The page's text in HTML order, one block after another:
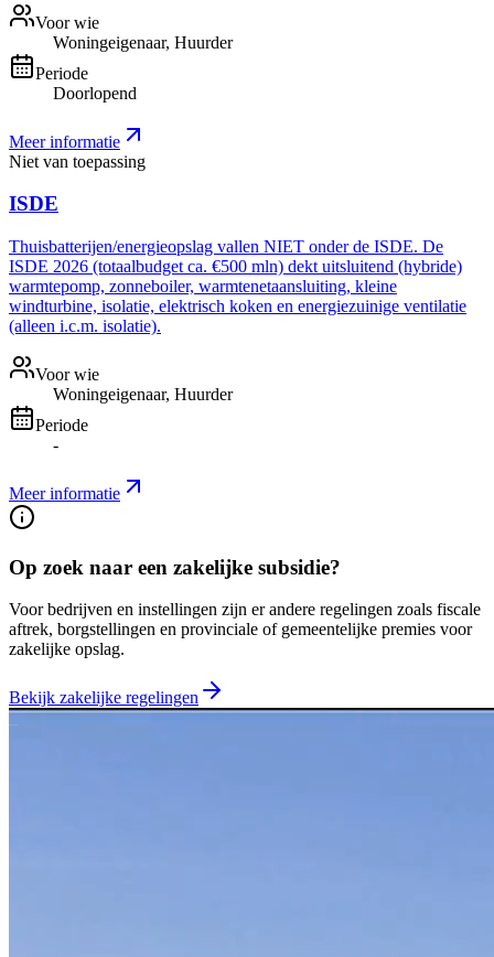
Voor wie
Woningeigenaar, Huurder
Periode
Doorlopend
Meer informatie
Niet van toepassing
ISDE
Thuisbatterijen/energieopslag vallen NIET onder de ISDE. De
ISDE 2026 (totaalbudget ca. €500 mln) dekt uitsluitend (hybride)
warmtepomp, zonneboiler, warmtenetaansluiting, kleine
windturbine, isolatie, elektrisch koken en energiezuinige ventilatie
(alleen i.c.m. isolatie).
Voor wie
Woningeigenaar, Huurder
Periode
-
Meer informatie
Op zoek naar een zakelijke subsidie?
Voor bedrijven en instellingen zijn er andere regelingen zoals fiscale
aftrek, borgstellingen en provinciale of gemeentelijke premies voor
zakelijke opslag.
Bekijk zakelijke regelingen